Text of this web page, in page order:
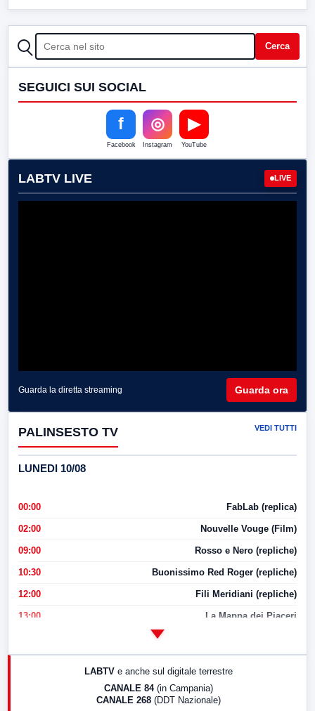
CERCA Cerca
SEGUICI SUI SOCIAL
f
Facebook
◎
Instagram
▶
YouTube
LABTV LIVE LIVE
Guarda la diretta streaming Guarda ora
PALINSESTO TV VEDI TUTTI
LUNEDI 10/08
00:00 FabLab (replica)
02:00 Nouvelle Vouge (Film)
09:00 Rosso e Nero (repliche)
10:30 Buonissimo Red Roger (repliche)
12:00 Fili Meridiani (repliche)
13:00 La Mappa dei Piaceri
LABTV e anche sul digitale terrestre
CANALE 84 (in Campania)
CANALE 268 (DDT Nazionale)